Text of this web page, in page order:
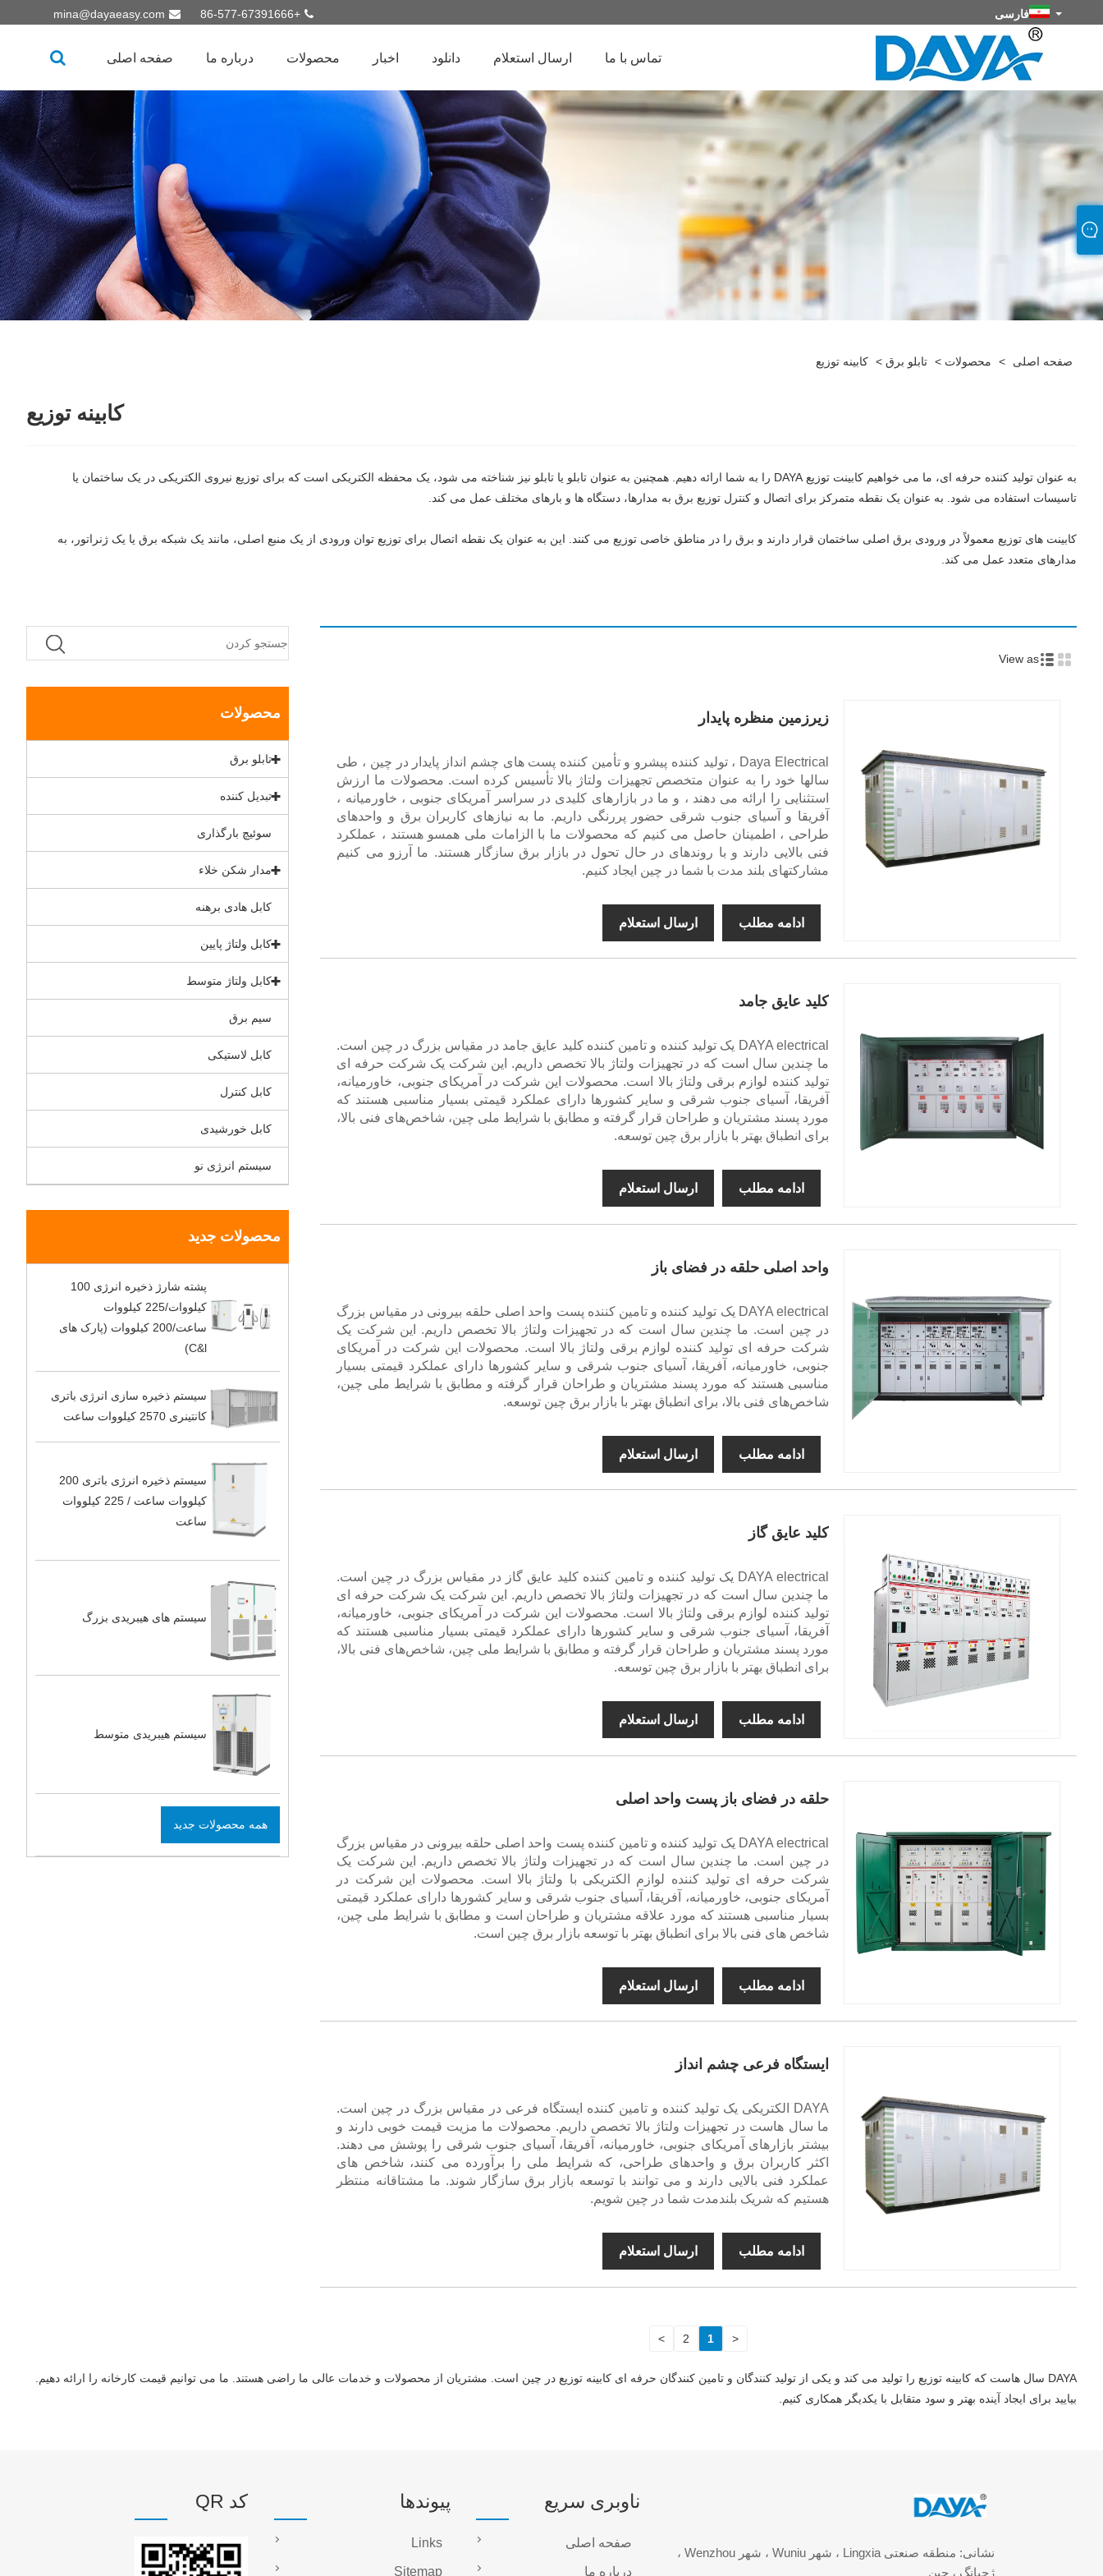
+86-577-67391666
mina@dayaeasy.com فارسی
صفحه اصلی درباره ما محصولات اخبار دانلود ارسال استعلام تماس با ما
صفحه اصلی > محصولات > تابلو برق > کابینه توزیع
کابینه توزیع
به عنوان تولید کننده حرفه ای، ما می خواهیم کابینت توزیع DAYA را به شما ارائه دهیم. همچنین به عنوان تابلو یا تابلو نیز شناخته می شود، یک محفظه الکتریکی است که برای توزیع نیروی الکتریکی در یک ساختمان یا
تاسیسات استفاده می شود. به عنوان یک نقطه متمرکز برای اتصال و کنترل توزیع برق به مدارها، دستگاه ها و بارهای مختلف عمل می کند.
کابینت های توزیع معمولاً در ورودی برق اصلی ساختمان قرار دارند و برق را در مناطق خاصی توزیع می کنند. این به عنوان یک نقطه اتصال برای توزیع توان ورودی از یک منبع اصلی، مانند یک شبکه برق یا یک ژنراتور، به
مدارهای متعدد عمل می کند.
محصولات
تابلو برق
تبدیل کننده
سوئیچ بارگذاری
مدار شکن خلاء
کابل هادی برهنه
کابل ولتاژ پایین
کابل ولتاژ متوسط
سیم برق
کابل لاستیکی
کابل کنترل
کابل خورشیدی
سیستم انرژی نو
محصولات جدید
پشته شارژ ذخیره انرژی 100
کیلووات/225 کیلووات
ساعت/200 کیلووات (پارک های
C&l)
سیستم ذخیره سازی انرژی باتری
کانتینری 2570 کیلووات ساعت
سیستم ذخیره انرژی باتری 200
کیلووات ساعت / 225 کیلووات
ساعت
سیستم های هیبریدی بزرگ
سیستم هیبریدی متوسط
همه محصولات جدید
View as
زیرزمین منظره پایدار
Daya Electrical ، تولید کننده پیشرو و تأمین کننده پست های چشم انداز پایدار در چین ، طی
سالها خود را به عنوان متخصص تجهیزات ولتاژ بالا تأسیس کرده است. محصولات ما ارزش
استثنایی را ارائه می دهند ، و ما در بازارهای کلیدی در سراسر آمریکای جنوبی ، خاورمیانه ،
آفریقا و آسیای جنوب شرقی حضور پررنگی داریم. ما به نیازهای کاربران برق و واحدهای
طراحی ، اطمینان حاصل می کنیم که محصولات ما با الزامات ملی همسو هستند ، عملکرد
فنی بالایی دارند و با روندهای در حال تحول در بازار برق سازگار هستند. ما آرزو می کنیم
مشارکتهای بلند مدت با شما در چین ایجاد کنیم.
ادامه مطلب ارسال استعلام
کلید عایق جامد
DAYA electrical یک تولید کننده و تامین کننده کلید عایق جامد در مقیاس بزرگ در چین است.
ما چندین سال است که در تجهیزات ولتاژ بالا تخصص داریم. این شرکت یک شرکت حرفه ای
تولید کننده لوازم برقی ولتاژ بالا است. محصولات این شرکت در آمریکای جنوبی، خاورمیانه،
آفریقا، آسیای جنوب شرقی و سایر کشورها دارای عملکرد قیمتی بسیار مناسبی هستند که
مورد پسند مشتریان و طراحان قرار گرفته و مطابق با شرایط ملی چین، شاخص‌های فنی بالا،
برای انطباق بهتر با بازار برق چین توسعه.
ادامه مطلب ارسال استعلام
واحد اصلی حلقه در فضای باز
DAYA electrical یک تولید کننده و تامین کننده پست واحد اصلی حلقه بیرونی در مقیاس بزرگ
در چین است. ما چندین سال است که در تجهیزات ولتاژ بالا تخصص داریم. این شرکت یک
شرکت حرفه ای تولید کننده لوازم برقی ولتاژ بالا است. محصولات این شرکت در آمریکای
جنوبی، خاورمیانه، آفریقا، آسیای جنوب شرقی و سایر کشورها دارای عملکرد قیمتی بسیار
مناسبی هستند که مورد پسند مشتریان و طراحان قرار گرفته و مطابق با شرایط ملی چین،
شاخص‌های فنی بالا، برای انطباق بهتر با بازار برق چین توسعه.
ادامه مطلب ارسال استعلام
کلید عایق گاز
DAYA electrical یک تولید کننده و تامین کننده کلید عایق گاز در مقیاس بزرگ در چین است.
ما چندین سال است که در تجهیزات ولتاژ بالا تخصص داریم. این شرکت یک شرکت حرفه ای
تولید کننده لوازم برقی ولتاژ بالا است. محصولات این شرکت در آمریکای جنوبی، خاورمیانه،
آفریقا، آسیای جنوب شرقی و سایر کشورها دارای عملکرد قیمتی بسیار مناسبی هستند که
مورد پسند مشتریان و طراحان قرار گرفته و مطابق با شرایط ملی چین، شاخص‌های فنی بالا،
برای انطباق بهتر با بازار برق چین توسعه.
ادامه مطلب ارسال استعلام
حلقه در فضای باز پست واحد اصلی
DAYA electrical یک تولید کننده و تامین کننده پست واحد اصلی حلقه بیرونی در مقیاس بزرگ
در چین است. ما چندین سال است که در تجهیزات ولتاژ بالا تخصص داریم. این شرکت یک
شرکت حرفه ای تولید کننده لوازم الکتریکی با ولتاژ بالا است. محصولات این شرکت در
آمریکای جنوبی، خاورمیانه، آفریقا، آسیای جنوب شرقی و سایر کشورها دارای عملکرد قیمتی
بسیار مناسبی هستند که مورد علاقه مشتریان و طراحان است و مطابق با شرایط ملی چین،
شاخص های فنی بالا برای انطباق بهتر با توسعه بازار برق چین است.
ادامه مطلب ارسال استعلام
ایستگاه فرعی چشم انداز
DAYA الکتریکی یک تولید کننده و تامین کننده ایستگاه فرعی در مقیاس بزرگ در چین است.
ما سال هاست در تجهیزات ولتاژ بالا تخصص داریم. محصولات ما مزیت قیمت خوبی دارند و
بیشتر بازارهای آمریکای جنوبی، خاورمیانه، آفریقا، آسیای جنوب شرقی را پوشش می دهند.
اکثر کاربران برق و واحدهای طراحی، که شرایط ملی را برآورده می کنند، شاخص های
عملکرد فنی بالایی دارند و می توانند با توسعه بازار برق سازگار شوند. ما مشتاقانه منتظر
هستیم که شریک بلندمدت شما در چین شویم.
ادامه مطلب ارسال استعلام
<
1
2
>
DAYA سال هاست که کابینه توزیع را تولید می کند و یکی از تولید کنندگان و تامین کنندگان حرفه ای کابینه توزیع در چین است. مشتریان از محصولات و خدمات عالی ما راضی هستند. ما می توانیم قیمت کارخانه را ارائه دهیم.
بیایید برای ایجاد آینده بهتر و سود متقابل با یکدیگر همکاری کنیم.
نشانی: منطقه صنعتی Lingxia ، شهر Wuniu ، شهر Wenzhou ،
ژجیانگ ، چین
ناوبری سریع
صفحه اصلی
درباره ما
پیوندها
Links
Sitemap
کد QR